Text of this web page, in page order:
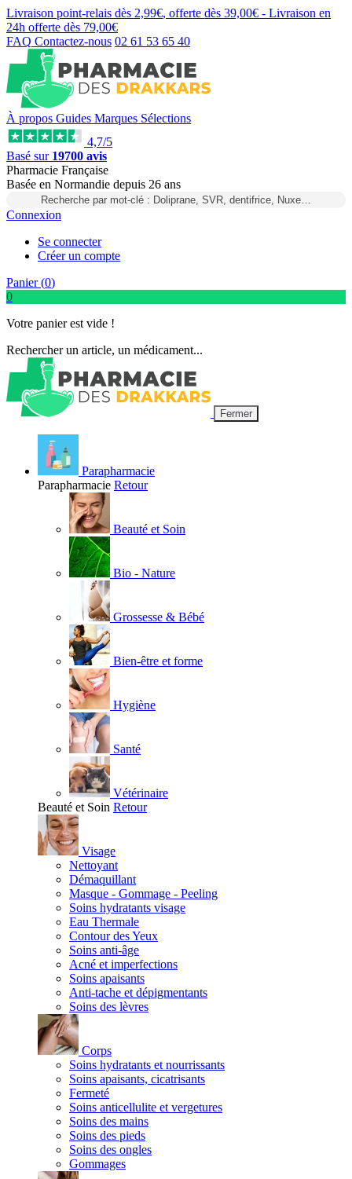
Livraison point-relais dès 2,99€, offerte dès 39,00€ - Livraison en
24h offerte dès 79,00€
FAQ Contactez-nous 02 61 53 65 40
À propos Guides Marques Sélections
4,7/5
Basé sur 19700 avis
Pharmacie Française
Basée en Normandie depuis 26 ans
Recherche par mot-clé : Doliprane, SVR, dentifrice, Nuxe…
Connexion
Se connecter
Créer un compte
Panier (0)
0
Votre panier est vide !
Rechercher un article, un médicament...
Fermer
Parapharmacie
Parapharmacie Retour
Beauté et Soin
Bio - Nature
Grossesse & Bébé
Bien-être et forme
Hygiène
Santé
Vétérinaire
Beauté et Soin Retour
Visage
Nettoyant
Démaquillant
Masque - Gommage - Peeling
Soins hydratants visage
Eau Thermale
Contour des Yeux
Soins anti-âge
Acné et imperfections
Soins apaisants
Anti-tache et dépigmentants
Soins des lèvres
Corps
Soins hydratants et nourrissants
Soins apaisants, cicatrisants
Fermeté
Soins anticellulite et vergetures
Soins des mains
Soins des pieds
Soins des ongles
Gommages